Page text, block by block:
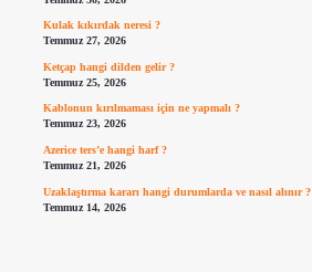
Kulak kıkırdak neresi ?
Temmuz 27, 2026
Ketçap hangi dilden gelir ?
Temmuz 25, 2026
Kablonun kırılmaması için ne yapmalı ?
Temmuz 23, 2026
Azerice ters’e hangi harf ?
Temmuz 21, 2026
Uzaklaştırma kararı hangi durumlarda ve nasıl alınır ?
Temmuz 14, 2026